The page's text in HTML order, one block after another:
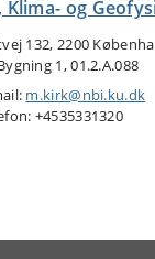
Klima- og
132, 2200
1, 01.2.A.088
m.kirk@nbi.ku.dk
+4535331320